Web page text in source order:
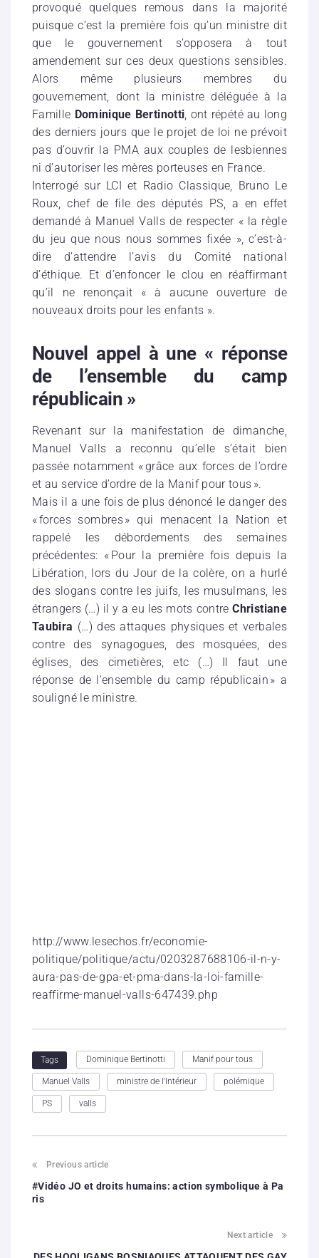
provoqué quelques remous dans la majorité
puisque c’est la première fois qu’un ministre dit
que le gouvernement s’opposera à tout
amendement sur ces deux questions sensibles.
Alors même plusieurs membres du
gouvernement, dont la ministre déléguée à la
Famille Dominique Bertinotti, ont répété au long
des derniers jours que le projet de loi ne prévoit
pas d’ouvrir la PMA aux couples de lesbiennes
ni d’autoriser les mères porteuses en France.
Interrogé sur LCI et Radio Classique, Bruno Le
Roux, chef de file des députés PS, a en effet
demandé à Manuel Valls de respecter « la règle
du jeu que nous nous sommes fixée », c’est-à-
dire d’attendre l’avis du Comité national
d’éthique. Et d’enfoncer le clou en réaffirmant
qu’il ne renonçait « à aucune ouverture de
nouveaux droits pour les enfants ».
Nouvel appel à une « réponse
de l’ensemble du camp
républicain »
Revenant sur la manifestation de dimanche,
Manuel Valls a reconnu qu’elle s’était bien
passée notamment « grâce aux forces de l’ordre
et au service d’ordre de la Manif pour tous ».
Mais il a une fois de plus dénoncé le danger des
« forces sombres » qui menacent la Nation et
rappelé les débordements des semaines
précédentes: « Pour la première fois depuis la
Libération, lors du Jour de la colère, on a hurlé
des slogans contre les juifs, les musulmans, les
étrangers (…) il y a eu les mots contreChristiane
Taubira (…) des attaques physiques et verbales
contre des synagogues, des mosquées, des
églises, des cimetières, etc (…) Il faut une
réponse de l’ensemble du camp républicain » a
souligné le ministre.
http://www.lesechos.fr/economie-
politique/politique/actu/0203287688106-il-n-y-
aura-pas-de-gpa-et-pma-dans-la-loi-famille-
reaffirme-manuel-valls-647439.php
Tags Dominique Bertinotti Manif pour tous
Manuel Valls ministre de l'Intérieur polémique
PS valls
Previous article
#Vidéo JO et droits humains: action symbolique à Pa
ris
Next article